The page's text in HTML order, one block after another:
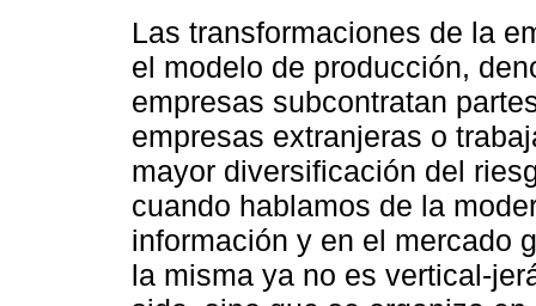
Las transformaciones de la
el modelo de producción,
empresas subcontratan
empresas extranjeras o
mayor diversificación del
cuando hablamos de la
información y en el mercado
la misma ya no es vertical-